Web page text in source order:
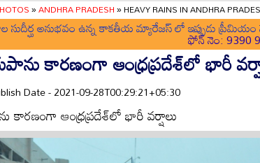
»ANDHRA PRADESH»HEAVY RAINS IN ANDHRA
సుదీర్ఘ అనుభవం ఉన్న కాకతీయ మ్యారేజస్ లో ఇప్పుడు
ఫోన్ నెం: 9390
కారణంగా ఆంధ్రప్రదేశ్‌లో భారీ
Date - 2021-09-28T00:29:21+05:30
కారణంగా ఆంధ్రప్రదేశ్‌లో భారీ వర్షాలు